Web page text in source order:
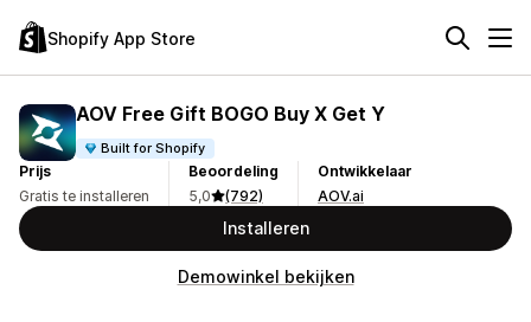
Shopify App Store
AOV Free Gift BOGO Buy X Get Y
Built for Shopify
Prijs
Gratis te installeren
Beoordeling
5,0
(792)
Ontwikkelaar
AOV.ai
Installeren
Demowinkel bekijken